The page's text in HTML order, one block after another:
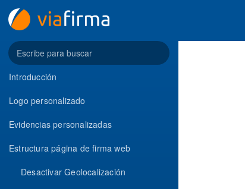
Introducción
Logo personalizado
Evidencias personalizadas
Estructura página de firma web
Desactivar Geolocalización